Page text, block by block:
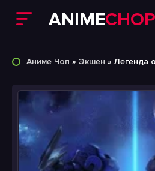
ANIMECHOP
Аниме Чоп » Экшен » Легенда